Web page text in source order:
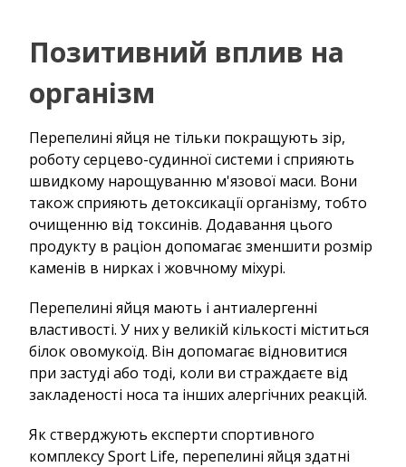
Позитивний вплив на
організм
Перепелині яйця не тільки покращують зір,
роботу серцево-судинної системи і сприяють
швидкому нарощуванню м'язової маси. Вони
також сприяють детоксикації організму, тобто
очищенню від токсинів. Додавання цього
продукту в раціон допомагає зменшити розмір
каменів в нирках і жовчному міхурі.
Перепелині яйця мають і антиалергенні
властивості. У них у великій кількості міститься
білок овомукоїд. Він допомагає відновитися
при застуді або тоді, коли ви страждаєте від
закладеності носа та інших алергічних реакцій.
Як стверджують експерти спортивного
комплексу Sport Life, перепелині яйця здатні